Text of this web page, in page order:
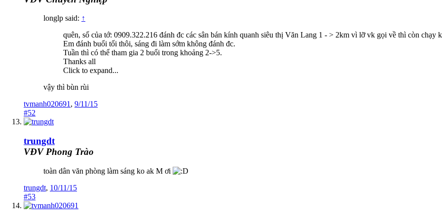
longlp said: ↑
quên, số của tớ: 0909.322.216 đánh đc các sân bán kính quanh siêu thị Văn Lang 1 - > 2km vì lỡ vk gọi về thì còn chạy
Em đánh buổi tối thôi, sáng đi làm sớm không đánh đc.
Tuần thì có thể tham gia 2 buổi trong khoảng 2->5.
Thanks all
Click to expand...
vậy thì bùn rùi
tvmanh020691 , 9/11/15
#52
trungdt
VĐV Phong Trào
toàn dân văn phòng làm sáng ko ak M ơi
trungdt, 10/11/15
#53